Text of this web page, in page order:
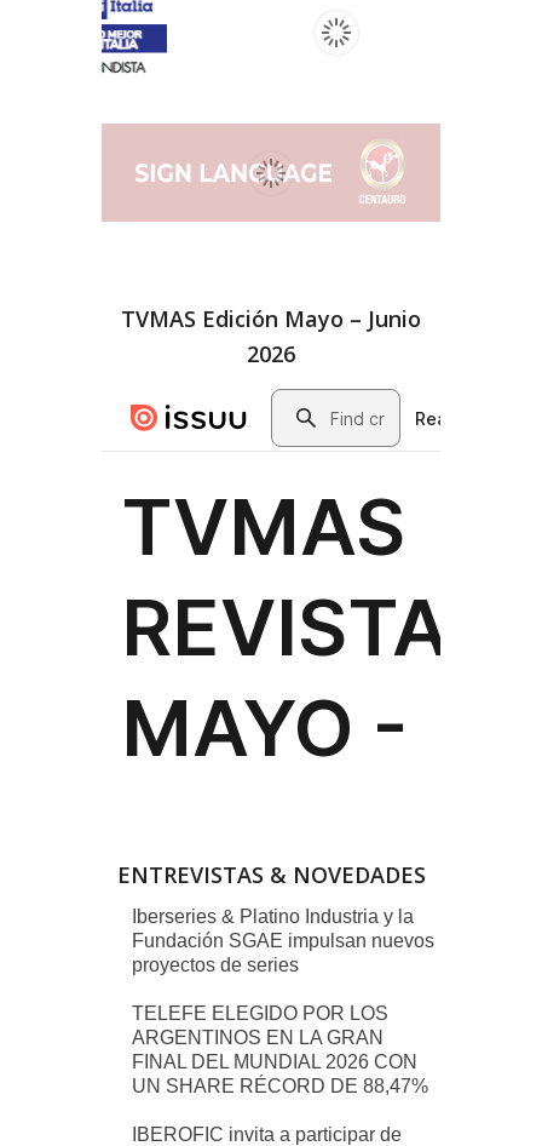
TVMAS Edición Mayo – Junio
2026
ENTREVISTAS & NOVEDADES
Iberseries & Platino Industria y la
Fundación SGAE impulsan nuevos
proyectos de series
TELEFE ELEGIDO POR LOS
ARGENTINOS EN LA GRAN
FINAL DEL MUNDIAL 2026 CON
UN SHARE RÉCORD DE 88,47%
IBEROFIC invita a participar de